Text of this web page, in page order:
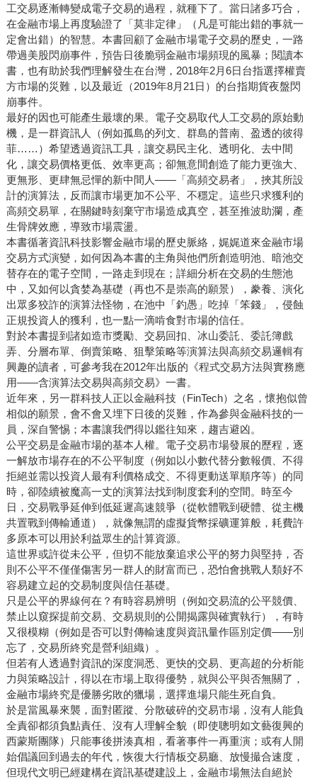
工交易逐漸轉變成電子交易的過程，就種下了。當日諸多巧合，
在金融市場上再度驗證了「莫非定律」（凡是可能出錯的事就一
定會出錯）的智慧。本書回顧了金融市場電子交易的歷史，一路
帶過美股閃崩事件，預告日後脆弱金融市場頻現的風暴；閱讀本
書，也有助於我們理解發生在台灣，2018年2月6日台指選擇權賣
方市場的災難，以及最近（2019年8月21日）的台指期貨夜盤閃
崩事件。
最好的因也可能產生最壞的果。電子交易取代人工交易的原始動
機，是一群資訊人（例如孤島的列文、群島的普南、盈透的彼得
菲……）希望透過資訊工具，讓交易民主化、透明化、去中間
化，讓交易價格更低、效率更高；卻無意間創造了能力更強大、
更無形、更肆無忌憚的新中間人——「高頻交易者」，挾其所設
計的演算法，反而讓市場更加不公平、不穩定。這些只求獲利的
高頻交易單，在關鍵時刻棄守市場造成真空，甚至推波助瀾，產
生骨牌效應，導致市場震盪。
本書循著資訊科技影響金融市場的歷史脈絡，娓娓道來金融市場
交易方式演變，如何因為本書的主角與他們所創造明池、暗池交
替存在的電子空間，一路走到現在；詳細分析在交易的生態池
中，又如何以貪婪為基礎（再也不是崇高的願景），豢養、演化
出眾多狡詐的演算法怪物，在池中「釣愚」吃掉「笨錢」，侵蝕
正規投資人的獲利，也一點一滴啃食對市場的信任。
對於本書提到諸如造市獎勵、交易回扣、冰山委託、委託簿戲
弄、分層布單、倒賣策略、狙擊策略等演算法與高頻交易邏輯有
興趣的讀者，可參考我在2012年出版的《程式交易方法與實務應
用——含演算法交易與高頻交易》一書。
近年來，另一群科技人正以金融科技（FinTech）之名，懷抱似曾
相似的願景，會不會又埋下日後的災難，作為參與金融科技的一
員，深自警惕；本書讓我們得以鑑往知來，趨吉避凶。
公平交易是金融市場的基本人權。電子交易市場發展的歷程，逐
一解放市場存在的不公平制度（例如以小數代替分數報價、不得
拒絕並需以投資人最有利價格成交、不得更動送單順序等）的同
時，卻陸續被魔高一丈的演算法找到制度套利的空間。時至今
日，交易戰爭延伸到低延遲高速競爭（從軟體戰到硬體、從主機
共置戰到傳輸通道），就像無謂的虛擬貨幣採礦運算般，耗費許
多原本可以用於利益眾生的計算資源。
這世界或許從未公平，但切不能放棄追求公平的努力與堅持，否
則不公平不僅僅傷害另一群人的財富而已，恐怕會挑戰人類好不
容易建立起的交易制度與信任基礎。
只是公平的界線何在？有時容易辨明（例如交易流的公平競價、
禁止以窺探提前交易、交易規則的公開揭露與確實執行），有時
又很模糊（例如是否可以對傳輸速度與資訊量作區別定價——別
忘了，交易所終究是營利組織）。
但若有人透過對資訊的深度洞悉、更快的交易、更高超的分析能
力與策略設計，得以在市場上取得優勢，就與公平與否無關了，
金融市場終究是優勝劣敗的獵場，選擇進場只能生死自負。
於是當風暴來襲，面對匿蹤、分散破碎的交易市場，沒有人能負
全責卻都須負點責任、沒有人理解全貌（即使聰明如文藝復興的
西蒙斯團隊）只能事後拼湊真相，看著事件一再重演；或有人開
始倡議回到過去的年代，恢復大行情板交易廳、放慢撮合速度，
但現代文明已經建構在資訊基礎建設上，金融市場無法自絕於